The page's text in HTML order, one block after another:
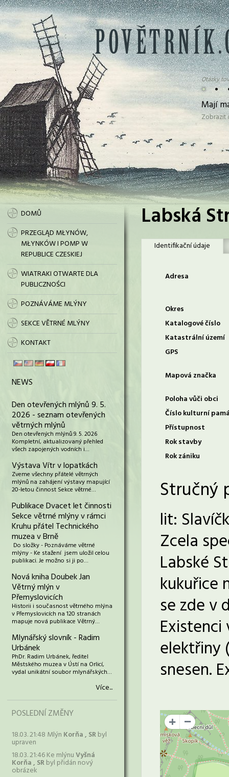
• •
Otázky
Mají
DOMŮ
PRZEGLĄD MŁYNÓW,
MŁYNKÓW I POMP W
REPUBLICE CZESKIEJ
WIATRAKI OTWARTE DLA
PUBLICZNOŚCI
POZNÁVÁME MLÝNY
SEKCE VĚTRNÉ MLÝNY
KONTAKT
NEWS
Den otevřených mlýnů 9. 5.
2026 - seznam otevřených
větrných mlýnů
Den otevřených mlýnů 9. 5. 2026
Kompletní, aktualizovaný přehled
všech zapojených vodních i…
Výstava Vítr v lopatkách
Zveme všechny přátelé větrných
mlýnů na zahájení výstavy mapující
20-letou činnost Sekce větrné…
Publikace Dvacet let činnosti
Sekce větrné mlýny v rámci
Kruhu přátel Technického
muzea v Brně
Do složky - Poznáváme větrné
mlýny - Ke stažení jsem uložil celou
publikaci. Je možno si ji po…
Nová kniha Doubek Jan
Větrný mlýn v
Přemyslovicích
Historii i současnost větrného mlýna
v Přemyslovicích na 120 stranách
mapuje nová publikace Větrný…
Mlynářský slovník - Radim
Urbánek
PhDr. Radim Urbánek, ředitel
Městského muzea v Ústí na Orlicí,
vydal unikátní soubor mlynářských…
Více...
POSLEDNÍ ZMĚNY
18.03. 21:48 Mlýn Korňa , SRbyl
upraven
18.03. 21:46 Ke mlýnuVyšná
Korňa , SRbyl přidán nový
obrázek
Labská
Identifikační údaje
Adresa
Okres
Katalogové číslo
Katastrální území
GPS
Mapová značka
Poloha vůči obci
Číslo kulturní
Přístupnost
Rok stavby
Rok zániku
Stručný
lit:
Zcela
Labské
kukuřice
se zde v
elektřiny
snesen.
+